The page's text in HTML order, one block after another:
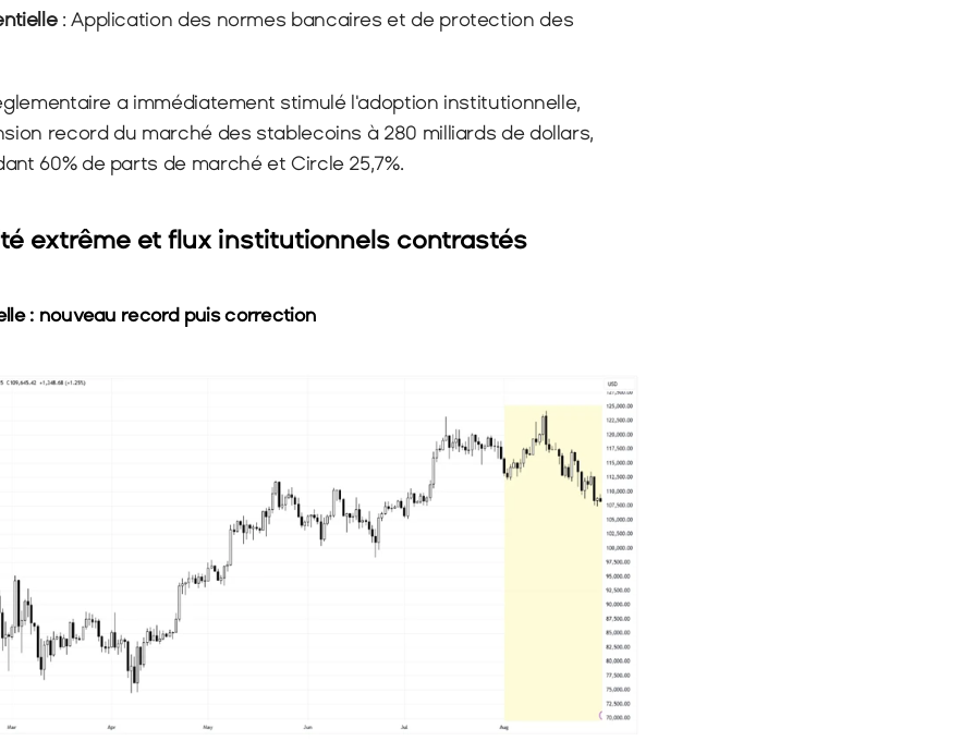
: Application des normes bancaires et de protection des
a immédiatement stimulé l'adoption institutionnelle,
record du marché des stablecoins à 280 milliards de dollars,
60% de parts de marché et Circle 25,7%.
extrême et flux institutionnels contrastés
: nouveau record puis correction